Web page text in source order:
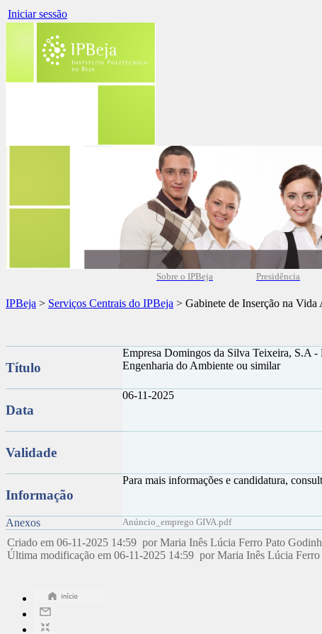
Iniciar sessão
Sobre o IPBeja Presidência
IPBeja > Serviços Centrais do IPBeja > Gabinete de Inserção na Vida
Título
Empresa Domingos da Silva Teixeira, S.A -
Engenharia do Ambiente ou similar
Data
06-11-2025
Validade
Informação
Para mais informações e candidatura,
Anexos Anúncio_emprego GIVA.pdf
Criado em 06-11-2025 14:59 por Maria Inês Lúcia Ferro Pato
Última modificação em 06-11-2025 14:59 por Maria Inês Lúcia